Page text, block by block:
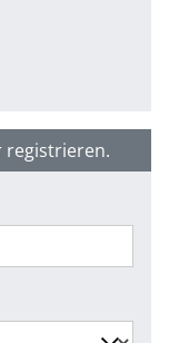
registrieren.